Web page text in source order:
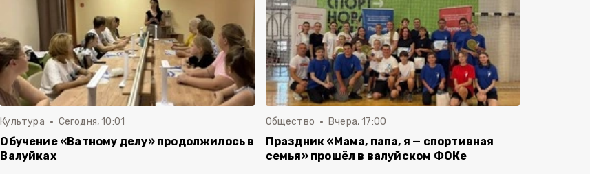
Культура Сегодня, 10:01
Обучение «Ватному делу» продолжилось в
Валуйках
Общество Вчера, 17:00
Праздник «Мама, папа, я — спортивная
семья» прошёл в валуйском ФОКе